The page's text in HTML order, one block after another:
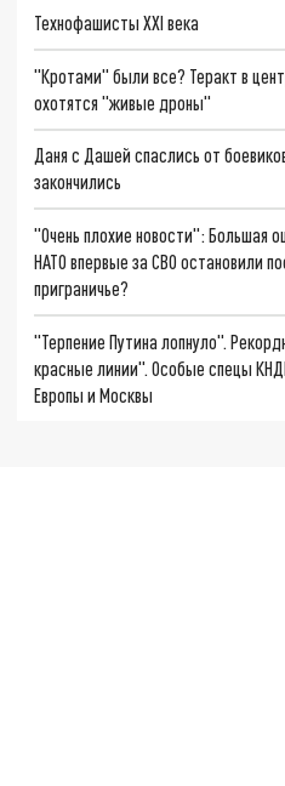
Технофашисты XXI века
"Кротами" были все? Теракт в
охотятся "живые дроны"
Даня с Дашей спаслись от
закончились
"Очень плохие новости": Большая
НАТО впервые за СВО остановили
приграничье?
"Терпение Путина лопнуло".
красные линии". Особые спецы
Европы и Москвы